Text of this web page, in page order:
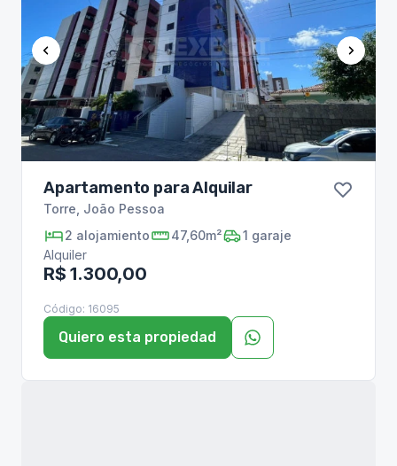
Apartamento para Alquilar
Torre João Pessoa
2 alojamiento 47,60m² 1 garaje
Alquiler
R$ 1.300,00
Código: 16095
Quiero esta propiedad